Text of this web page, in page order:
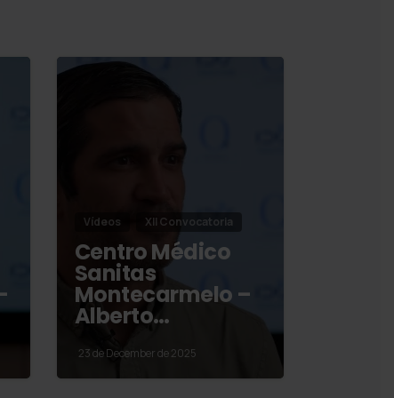
Vídeos XII Convocatoria
Centro Médico
Sanitas
Montecarmelo –
Alberto…
23 de December de 2025